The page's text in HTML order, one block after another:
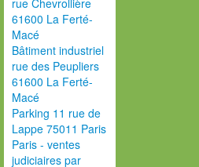
rue Chevrollière
61600 La Ferté-
Macé
Bâtiment industriel
rue des Peupliers
61600 La Ferté-
Macé
Parking 11 rue de
Lappe 75011 Paris
Paris - ventes
judiciaires par